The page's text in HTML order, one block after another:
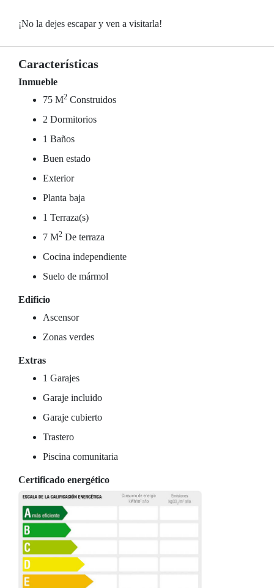
¡No la dejes escapar y ven a visitarla!
Características
Inmueble
75 M2 Construidos
2 Dormitorios
1 Baños
Buen estado
Exterior
Planta baja
1 Terraza(s)
7 M2 De terraza
Cocina independiente
Suelo de mármol
Edificio
Ascensor
Zonas verdes
Extras
1 Garajes
Garaje incluido
Garaje cubierto
Trastero
Piscina comunitaria
Certificado energético